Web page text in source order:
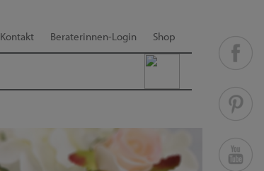
Kontakt Beraterinnen-Login Shop